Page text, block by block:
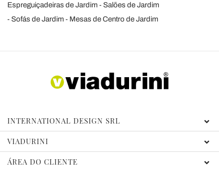
Espreguiçadeiras de Jardim
Salões de Jardim
Sofás de Jardim
Mesas de Centro de Jardim
INTERNATIONAL DESIGN SRL
VIADURINI
ÁREA DO CLIENTE